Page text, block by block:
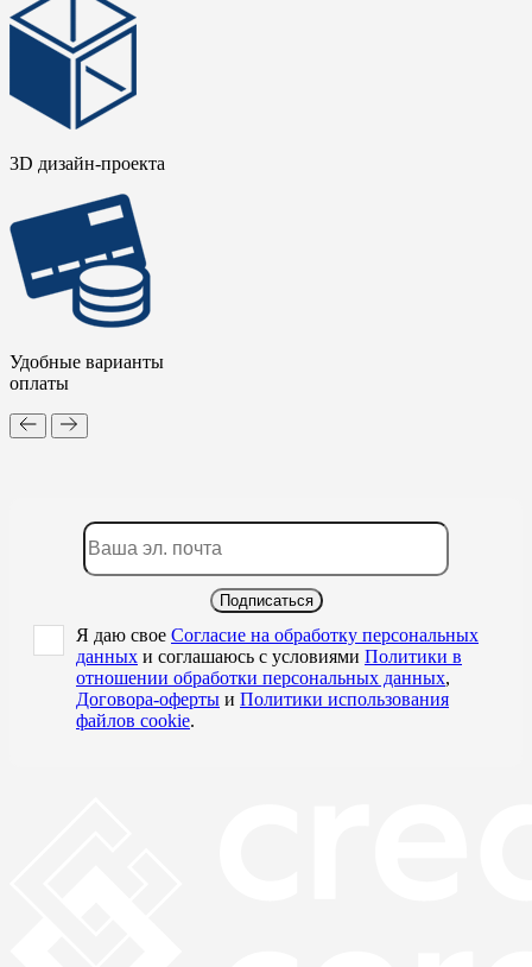
3D дизайн-проекта
Удобные варианты
оплаты
Подписаться
Я даю свое Согласие на обработку персональных
данных и соглашаюсь с условиями Политики в
отношении обработки персональных данных,
Договора-оферты и Политики использования
файлов cookie.